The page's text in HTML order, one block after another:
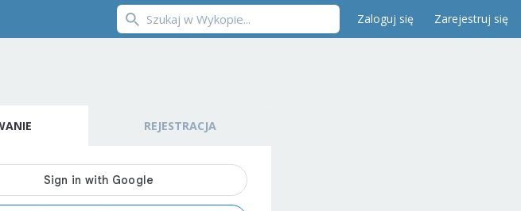
Zaloguj się Zarejestruj się
REJESTRACJA